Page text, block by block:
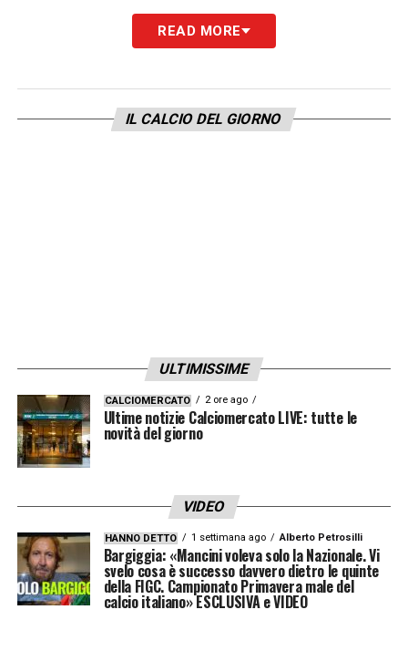
milioni di euro. Una cifra che avrebbe attirato
l’attenzione di diverse squadre di
LA PLAYLIST DELLE NOSTRE TOP NEWS
READ MORE
IL CALCIO DEL GIORNO
ULTIMISSIME
CALCIOMERCATO 2 ore ago
Ultime notizie Calciomercato LIVE: tutte le
novità del giorno
VIDEO
HANNO DETTO 1 settimana ago Alberto Petrosilli
Bargiggia: «Mancini voleva solo la Nazionale. Vi
svelo cosa è successo davvero dietro le quinte
della FIGC. Campionato Primavera male del
calcio italiano» ESCLUSIVA e VIDEO